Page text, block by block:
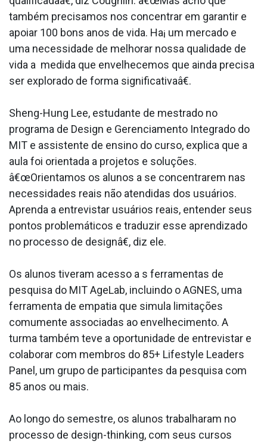
também precisamos nos concentrar em garantir e
apoiar 100 bons anos de vida. Ha¡ um mercado e
uma necessidade de melhorar nossa qualidade de
vida a medida que envelhecemos que ainda precisa
ser explorado de forma significativaâ€.
Sheng-Hung Lee, estudante de mestrado no
programa de Design e Gerenciamento Integrado do
MIT e assistente de ensino do curso, explica que a
aula foi orientada a projetos e soluções.
â€œOrientamos os alunos a se concentrarem nas
necessidades reais não atendidas dos usuários.
Aprenda a entrevistar usuários reais, entender seus
pontos problemáticos e traduzir esse aprendizado
no processo de designâ€, diz ele.
Os alunos tiveram acesso a s ferramentas de
pesquisa do MIT AgeLab, incluindo o AGNES, uma
ferramenta de empatia que simula limitações
comumente associadas ao envelhecimento. A
turma também teve a oportunidade de entrevistar e
colaborar com membros do 85+ Lifestyle Leaders
Panel, um grupo de participantes da pesquisa com
85 anos ou mais.
Ao longo do semestre, os alunos trabalharam no
processo de design-thinking, com seus cursos